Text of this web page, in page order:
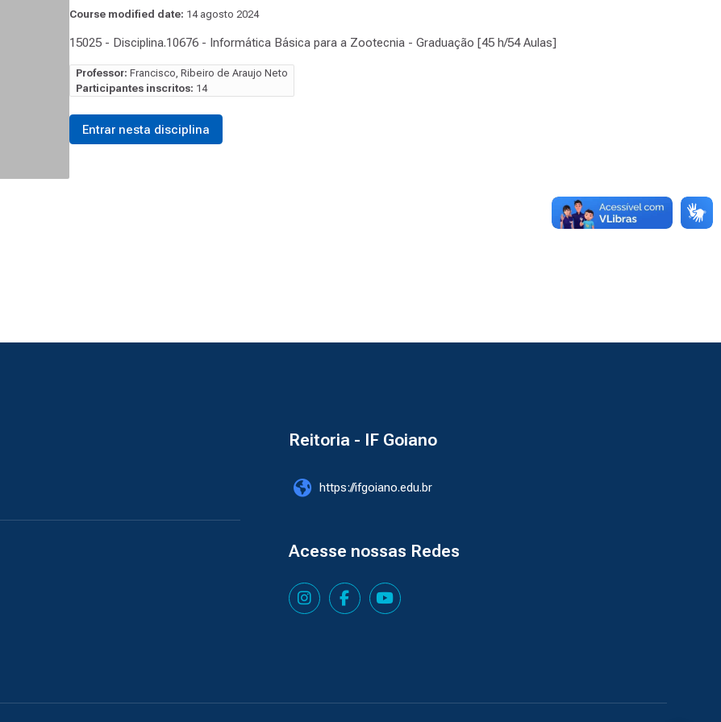
Course modified date: 14 agosto 2024
15025 - Disciplina.10676 - Informática Básica para a Zootecnia - Graduação [45 h/54 Aulas]
Professor: Francisco, Ribeiro de Araujo Neto
Participantes inscritos: 14
Entrar nesta disciplina
Reitoria - IF Goiano
https://ifgoiano.edu.br
Acesse nossas Redes